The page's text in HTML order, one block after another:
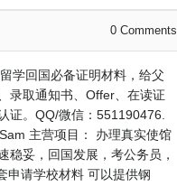
0 Comments
学回国必备证明材料，给父
录取通知书、Offer、在读证
证。QQ/微信：551190476.
主营项目： 办理真实使馆
妥，回国发展，考公务员，
申请学校材料 可以提供钢